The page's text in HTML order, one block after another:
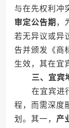
与在先权利冲
审定公告期 ，
若无异议或异
告并颁发《商
生效，其在宜
三、宜宾
在宜宾进行
程，而需深度
划。其一， 产